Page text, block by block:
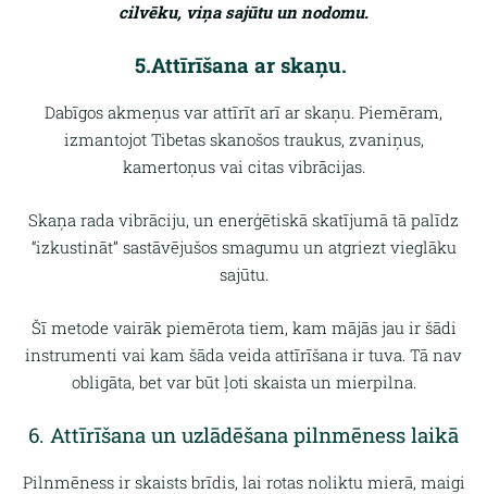
cilvēku, viņa sajūtu un nodomu.
5.Attīrīšana ar skaņu.
Dabīgos akmeņus var attīrīt arī ar skaņu. Piemēram,
izmantojot Tibetas skanošos traukus, zvaniņus,
kamertoņus vai citas vibrācijas.
Skaņa rada vibrāciju, un enerģētiskā skatījumā tā palīdz
“izkustināt” sastāvējušos smagumu un atgriezt vieglāku
sajūtu.
Šī metode vairāk piemērota tiem, kam mājās jau ir šādi
instrumenti vai kam šāda veida attīrīšana ir tuva. Tā nav
obligāta, bet var būt ļoti skaista un mierpilna.
6. Attīrīšana un uzlādēšana pilnmēness laikā
Pilnmēness ir skaists brīdis, lai rotas noliktu mierā, maigi